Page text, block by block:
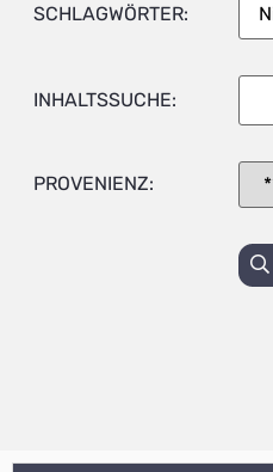
SCHLAGWÖRTER:
INHALTSSUCHE:
PROVENIENZ: